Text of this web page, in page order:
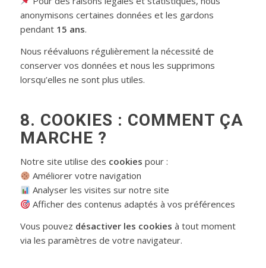
anonymisons certaines données et les gardons
pendant 15 ans.
Nous réévaluons régulièrement la nécessité de
conserver vos données et nous les supprimons
lorsqu’elles ne sont plus utiles.
8. COOKIES : COMMENT ÇA
MARCHE ?
Notre site utilise des cookies pour :
Améliorer votre navigation
Analyser les visites sur notre site
Afficher des contenus adaptés à vos préférences
Vous pouvez désactiver les cookies à tout moment
via les paramètres de votre navigateur.